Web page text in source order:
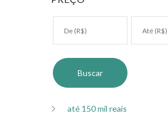
até 150 mil reais